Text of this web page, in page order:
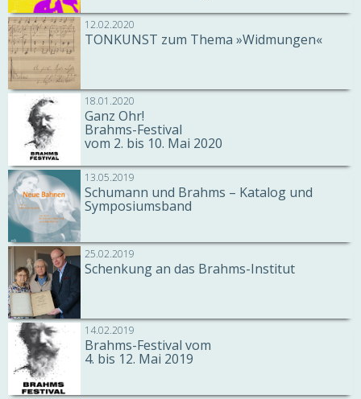
12.02.2020
TONKUNST zum Thema »Widmungen«
18.01.2020
Ganz Ohr!
Brahms-Festival
vom 2. bis 10. Mai 2020
13.05.2019
Schumann und Brahms – Katalog und
Symposiumsband
25.02.2019
Schenkung an das Brahms-Institut
14.02.2019
Brahms-Festival vom
4. bis 12. Mai 2019